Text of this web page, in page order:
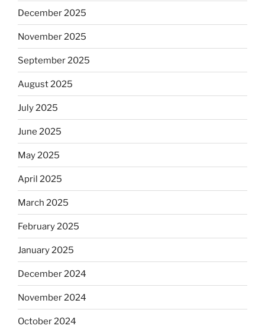
December 2025
November 2025
September 2025
August 2025
July 2025
June 2025
May 2025
April 2025
March 2025
February 2025
January 2025
December 2024
November 2024
October 2024